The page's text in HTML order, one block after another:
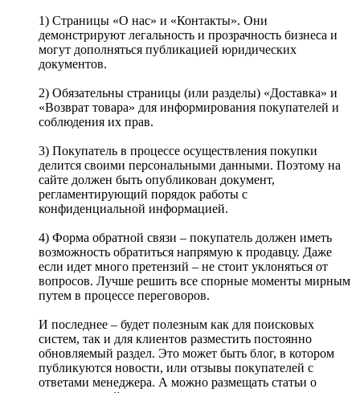
1) Страницы «О нас» и «Контакты». Они
демонстрируют легальность и прозрачность бизнеса и
могут дополняться публикацией юридических
документов.
2) Обязательны страницы (или разделы) «Доставка» и
«Возврат товара» для информирования покупателей и
соблюдения их прав.
3) Покупатель в процессе осуществления покупки
делится своими персональными данными. Поэтому на
сайте должен быть опубликован документ,
регламентирующий порядок работы с
конфиденциальной информацией.
4) Форма обратной связи – покупатель должен иметь
возможность обратиться напрямую к продавцу. Даже
если идет много претензий – не стоит уклоняться от
вопросов. Лучше решить все спорные моменты мирным
путем в процессе переговоров.
И последнее – будет полезным как для поисковых
систем, так и для клиентов разместить постоянно
обновляемый раздел. Это может быть блог, в котором
публикуются новости, или отзывы покупателей с
ответами менеджера. А можно размещать статьи о